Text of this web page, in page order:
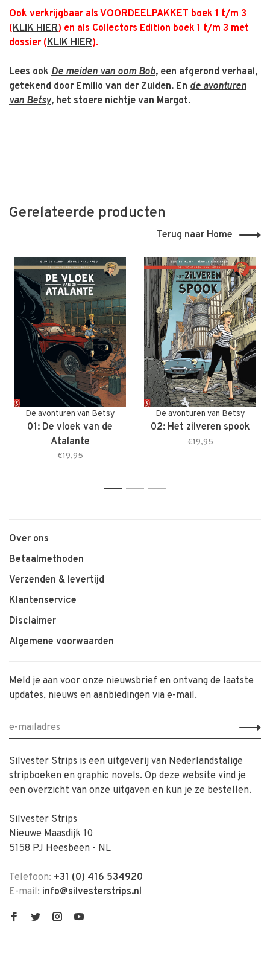
Ook verkrijgbaar als VOORDEELPAKKET boek 1 t/m 3
(KLIK HIER) en als Collectors Edition boek 1 t/m 3 met
dossier (KLIK HIER).
Lees ook De meiden van oom Bob, een afgerond verhaal,
getekend door Emilio van der Zuiden. En de avonturen
van Betsy, het stoere nichtje van Margot.
Gerelateerde producten
Terug naar Home
De avonturen van Betsy
01: De vloek van de
Atalante
€19,95
De avonturen van Betsy
02: Het zilveren spook
€19,95
1 2 3
Over ons
Betaalmethoden
Verzenden & levertijd
Klantenservice
Disclaimer
Algemene voorwaarden
Meld je aan voor onze nieuwsbrief en ontvang de laatste
updates, nieuws en aanbiedingen via e-mail.
Silvester Strips is een uitgeverij van Nederlandstalige
stripboeken en graphic novels. Op deze website vind je
een overzicht van onze uitgaven en kun je ze bestellen.
Silvester Strips
Nieuwe Maasdijk 10
5158 PJ Heesbeen - NL
Telefoon: +31 (0) 416 534920
E-mail: info@silvesterstrips.nl